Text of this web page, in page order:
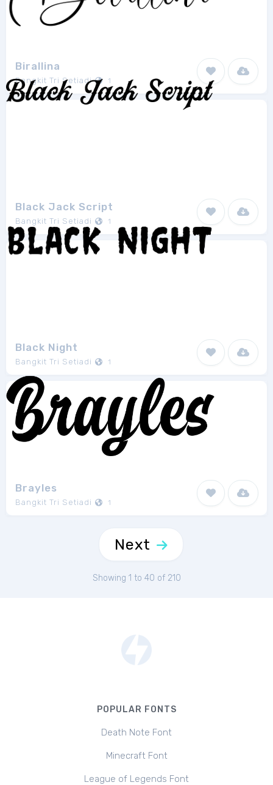
Birallina
Bangkit Tri Setiadi 1
Black Jack Script
Bangkit Tri Setiadi 1
Black Night
Bangkit Tri Setiadi 1
Brayles
Bangkit Tri Setiadi 1
Next
Showing 1 to 40 of 210
POPULAR FONTS
Death Note Font
Minecraft Font
League of Legends Font